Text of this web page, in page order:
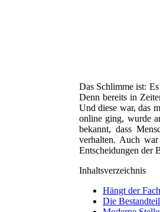
Das Schlimme ist:
Denn bereits in
Und diese war, das
online ging, wurde
bekannt, dass
verhalten. Auch
Entscheidungen der
Inhaltsverzeichnis
Hängt der
Die